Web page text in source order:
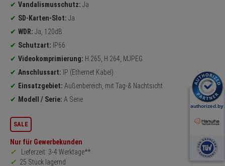
Vandalismusschutz: Ja
SD-Karten-Slot: Ja
WDR: Ja, 120dB
Schutzart: IP66
Videokomprimierung: H.265, H.264, MJPEG
Anschlussart: IP (Ethernet Kabel)
Einsatzgebiet: Außenbereich, mit Tag-& Nachtsicht
Modell / Serie: A Serie
SALE
Nur für Gewerbekunden
Lieferzeit: 3-4 Werktage**
25 Stück lagernd